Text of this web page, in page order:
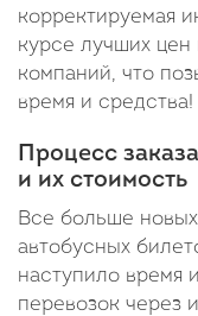
корректируемая
курсе лучших
компаний, что
время и средства!
Процесс
и их стоимость
Все больше новых
автобусных
наступило время
перевозок через